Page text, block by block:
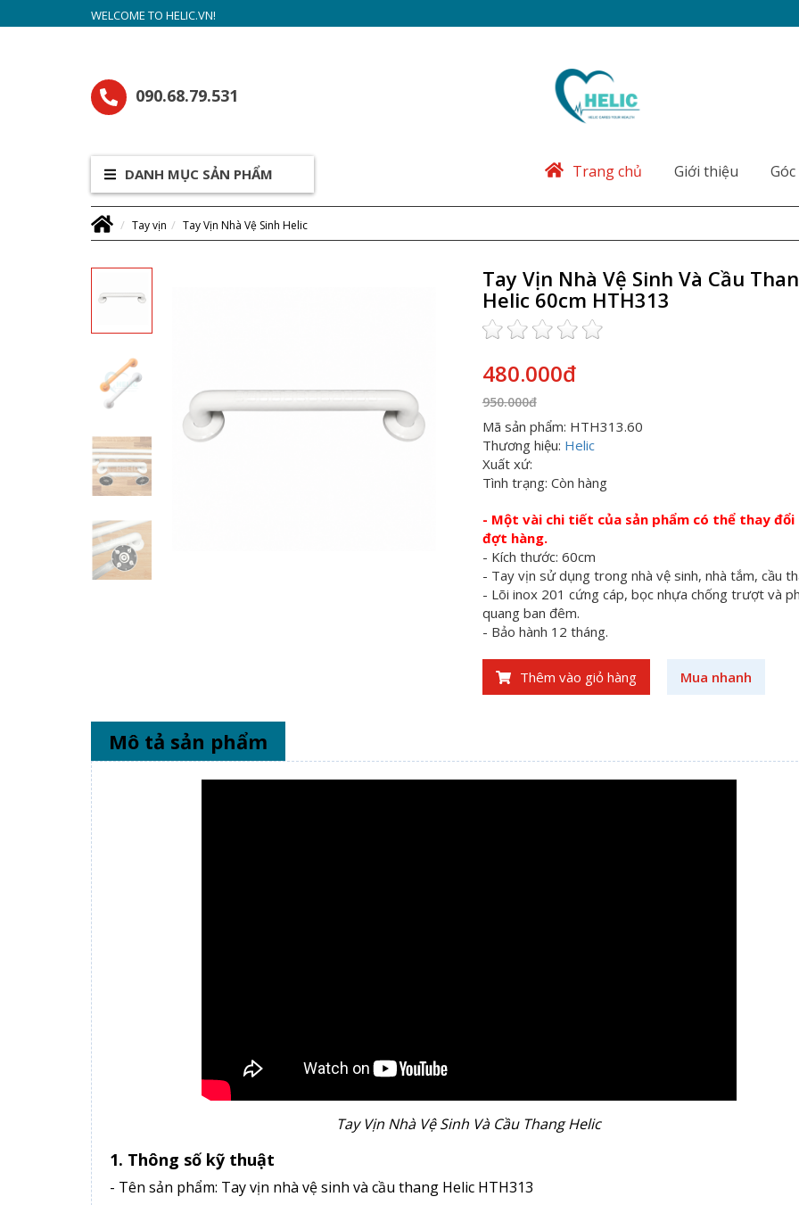
WELCOME TO HELIC.VN!
090.68.79.531
DANH MỤC SẢN PHẨM Trang chủ Giới thiệu
Tay vịn Tay Vịn Nhà Vệ Sinh Helic
Tay Vịn Nhà Vệ Sinh Và Cầu
Helic 60cm HTH313
480.000đ
950.000đ
Mã sản phẩm: HTH313.60
Thương hiệu: Helic
Xuất xứ:
Tình trạng: Còn hàng
- Một vài chi tiết của sản phẩm có thể thay
đợt hàng.
- Kích thước: 60cm
- Tay vịn sử dụng trong nhà vệ sinh, nhà tắm, cầu
- Lõi inox 201 cứng cáp, bọc nhựa chống trượt và
quang ban đêm.
- Bảo hành 12 tháng.
Thêm vào giỏ hàng Mua nhanh
Mô tả sản phẩm
Tay Vịn Nhà Vệ Sinh Và Cầu Thang Helic
1. Thông số kỹ thuật
- Tên sản phẩm: Tay vịn nhà vệ sinh và cầu thang Helic HTH313